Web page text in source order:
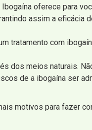
oferece para
assim a eficácia
tratamento com
dos meios naturais.
de a ibogaína ser
motivos para fazer